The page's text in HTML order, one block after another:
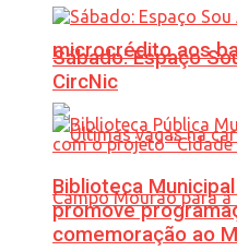
microcrédito aos
Sábado: Espaço
CircNic
Biblioteca
promove
comemoração ao